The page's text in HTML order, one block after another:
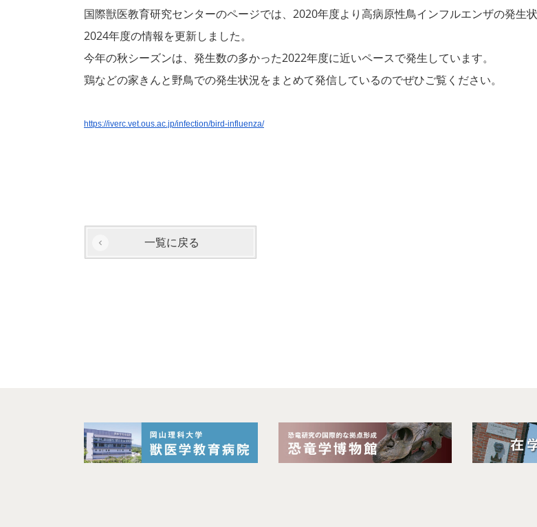
国際獣医教育研究センターのページでは、2020年度より高病原性鳥インフルエンザの発生
2024年度の情報を更新しました。
今年の秋シーズンは、 発生数の多かった2022年度に近いペースで発生しています。
鶏などの家きんと野鳥での発生状況をまとめて発信しているのでぜひご覧ください。
https://iverc.vet.ous.ac.jp/infection/bird-influenza/
一覧に戻る